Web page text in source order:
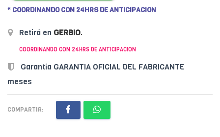
* COORDINANDO CON 24HRS DE ANTICIPACION
Retirá en GERBIO.
COORDINANDO CON 24HRS DE ANTICIPACION
Garantía GARANTIA OFICIAL DEL FABRICANTE
meses
COMPARTIR: